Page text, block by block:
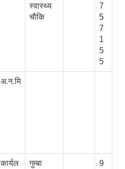
स्वास्थ्य
चाैकि
7
5
7
1
5
5
अ.न.मि
कार्यल
गुम्बा
9